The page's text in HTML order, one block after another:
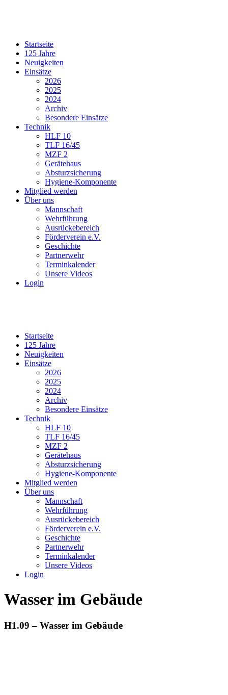
Startseite
125 Jahre
Neuigkeiten
Einsätze
2026
2025
2024
Archiv
Besondere Einsätze
Technik
HLF 10
TLF 16/45
MZF 2
Gerätehaus
Absturzsicherung
Hygiene-Komponente
Mitglied werden
Über uns
Mannschaft
Wehrführung
Ausrückebereich
Förderverein e.V.
Geschichte
Partnerwehr
Terminkalender
Unsere Videos
Login
Startseite
125 Jahre
Neuigkeiten
Einsätze
2026
2025
2024
Archiv
Besondere Einsätze
Technik
HLF 10
TLF 16/45
MZF 2
Gerätehaus
Absturzsicherung
Hygiene-Komponente
Mitglied werden
Über uns
Mannschaft
Wehrführung
Ausrückebereich
Förderverein e.V.
Geschichte
Partnerwehr
Terminkalender
Unsere Videos
Login
Wasser im Gebäude
H1.09 – Wasser im Gebäude